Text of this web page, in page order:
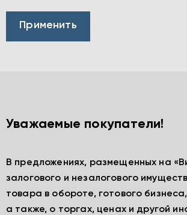
Уважаемые покупатели!
В предложениях, размещенных на
залогового и незалогового
товара в обороте, готового
а также, о торгах, ценах и другой